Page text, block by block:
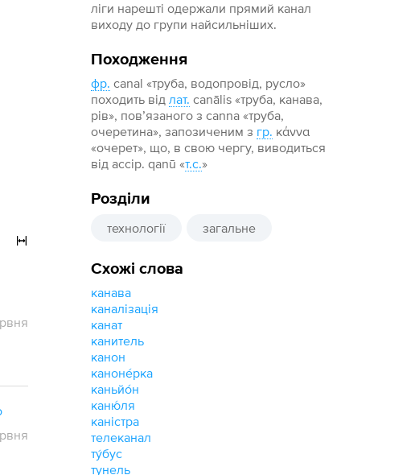
ліги нарешті одержали прямий канал
виходу до групи найсильніших.
Походження
фр. canal «труба, водопровід, русло»
походить від лат. саnālis «труба, канава,
рів», повʼязаного з canna «труба,
очеретина», запозиченим з гр. κάννα
«очерет», що, в свою чергу, виводиться
від ассір. qanū «т.с.»
Розділи
технології загальне
Схожі слова
канава
каналізація
канат
канитель
канон
каноне́рка
каньйо́н
каню́ля
каністра
телеканал
ту́бус
тунель